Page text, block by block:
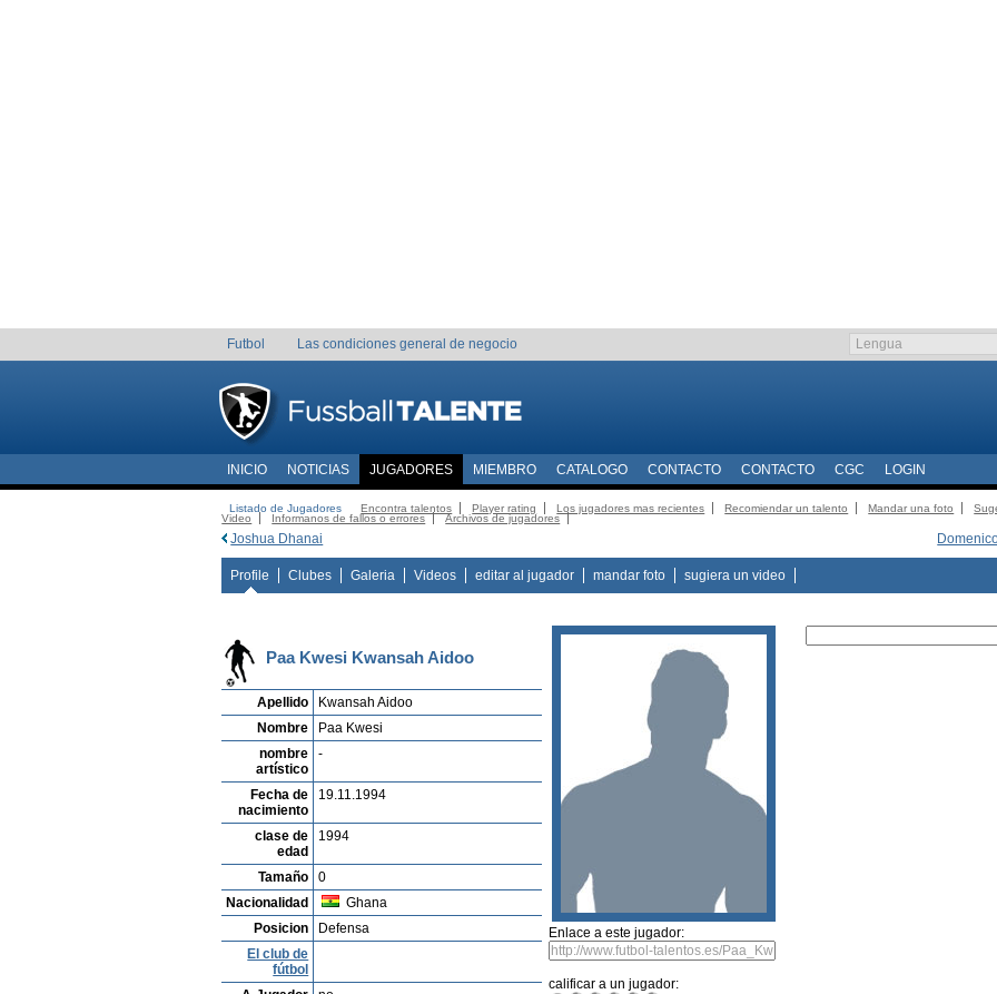
Futbol Las condiciones general de negocio
INICIO NOTICIAS JUGADORES MIEMBRO CATALOGO CONTACTO CONTACTO CGC LOGIN
Listado de Jugadores Encontra talentos Player rating Los jugadores mas recientes Recomiendar un talento Mandar una foto
Video
Informanos de fallos o errores Archivos de jugadores
Joshua Dhanai
Profile Clubes Galeria Videos editar al jugador mandar foto sugiera un video
Paa Kwesi Kwansah Aidoo
Apellido
Kwansah Aidoo
Nombre
Paa Kwesi
nombre
artístico
-
Fecha de
nacimiento
19.11.1994
clase de
edad
1994
Tamaño
0
Nacionalidad
Ghana
Posicion
Defensa
El club de
fútbol
Enlace a este jugador:
calificar a un jugador: